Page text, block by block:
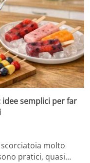
semplici per far
molto
pratici, quasi…